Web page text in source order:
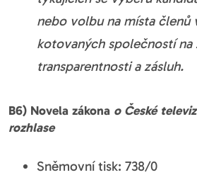
nebo volbu na místa členů
kotovaných společností na
transparentnosti a zásluh.
B6) Novela zákona o České
rozhlase
Sněmovní tisk: 738/0